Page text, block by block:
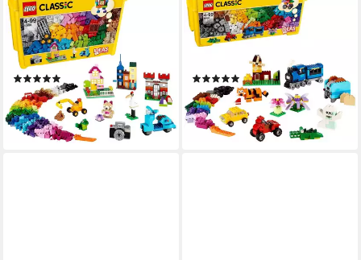
Große Steine-Box (10698),
LEGO® Classic
Konstruktionsspielsteine,
(790 St), Made in Europe
(511)
34,84 € UVP 49,99 €
-30%
lieferbar - in 1-2 Werktagen bei dir
Bausteine Box (10696),
LEGO®Classic
Konstruktionsspielsteine,
(484 St), Made in Europe
(596)
19,85 € UVP29,99 €
-34%
lieferbar - in 1-2 Werktagen bei dir